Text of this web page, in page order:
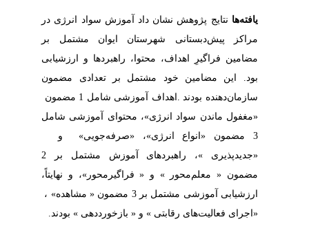
یافته‌ها
‭ ‬نتایج‭ ‬پژوهش‭ ‬نشان‭ ‬داد‭ ‬آموزش‭ ‬سواد‭ ‬انرژی‭ ‬در‭
‬مضامین‭ ‬فراگیرِ‭ ‬اهداف،‭ ‬محتوا،‭ ‬راهبردها‭ ‬و‭ ‬ارزشیابی‭
‬بود‭ .‬این‭ ‬مضامین‭ ‬خود‭ ‬مشتمل‭ ‬بر‭ ‬تعدادی‭ ‬مضمون‭
‬سازمان‌دهنده‭ ‬بودند‭. ‬اهداف‭ ‬آموزشی‭ ‬شامل‭ ‬1‭ ‬مضمون ‭
‬‮«مغفول‭ ‬ماندن‭ ‬سواد‭ ‬انرژی‮»‬،‭ ‬محتوای‭ ‬آموزشی‭ ‬شامل‭
‬مضمون ‭ ‬‮«‬معلم‌محور‮»‬‭ ‬ و‭ ‬‮ «‬فراگیرمحور‮»‬،‭ ‬و‭ ‬نهایتاً،‭